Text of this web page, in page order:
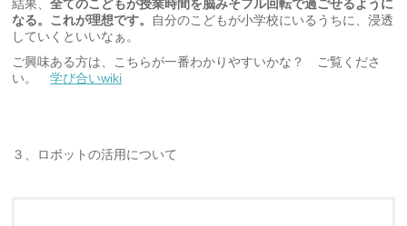
結果、全てのこどもが授業時間を脳みそフル回転で過ごせるように
なる。これが理想です。 自分のこどもが小学校にいるうちに、浸透
していくといいなぁ。
ご興味ある方は、こちらが一番わかりやすいかな？ ご覧くださ
い。学び合いwiki
３、ロボットの活用について